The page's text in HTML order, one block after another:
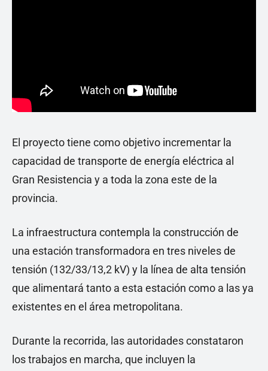
El proyecto tiene como objetivo incrementar la
capacidad de transporte de energía eléctrica al
Gran Resistencia y a toda la zona este de la
provincia.
La infraestructura contempla la construcción de
una estación transformadora en tres niveles de
tensión (132/33/13,2 kV) y la línea de alta tensión
que alimentará tanto a esta estación como a las ya
existentes en el área metropolitana.
Durante la recorrida, las autoridades constataron
los trabajos en marcha, que incluyen la